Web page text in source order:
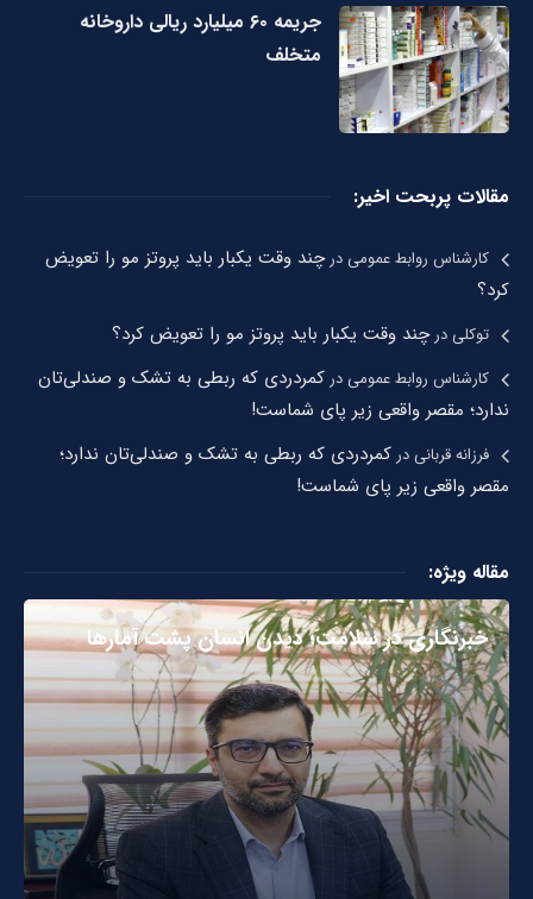
جریمه ۶۰ میلیارد ریالی داروخانه
متخلف
مقالات پربحت اخیر:
کارشناس روابط عمومیدرچند وقت یکبار باید پروتز مو را تعویض
کرد؟
توکلیدرچند وقت یکبار باید پروتز مو را تعویض کرد؟
کارشناس روابط عمومیدر کمردردی که ربطی به تشک و صندلی‌تان
ندارد؛ مقصر واقعی زیر پای شماست!
فرزانه قربانیدر کمردردی که ربطی به تشک و صندلی‌تان ندارد؛
مقصر واقعی زیر پای شماست!
مقاله ویژه:
خبرنگاری در سلامت؛ دیدن انسان پشت آمارها